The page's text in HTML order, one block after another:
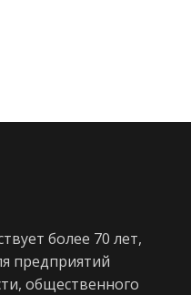
более 70 лет,
предприятий
общественного